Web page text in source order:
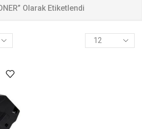
Olarak Etiketlendi